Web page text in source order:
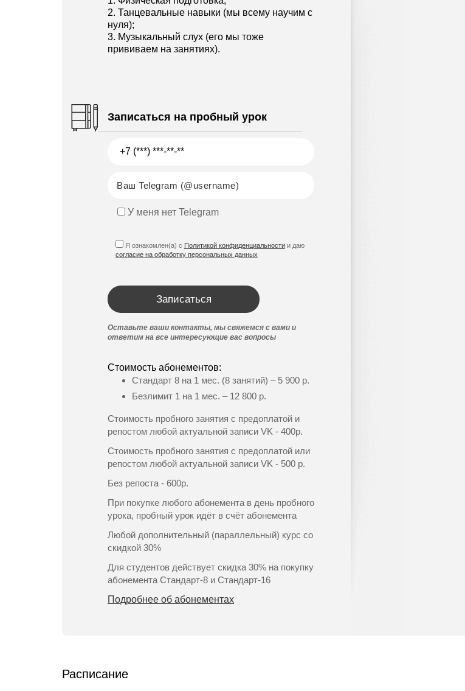
2. Танцевальные навыки (мы всему научим с
нуля);
3. Музыкальный слух (его мы тоже
прививаем на занятиях).
Записаться на пробный урок
У меня нет Telegram
Я ознакомлен(а) с Политикой конфиденциальностии даю
согласие на обработку персональных данных
Оставьте ваши контакты, мы свяжемся с вами и
ответим на все интересующие вас вопросы
Стоимость абонементов:
Стандарт 8 на 1 мес. (8 занятий) – 5 900 р.
Безлимит 1 на 1 мес. – 12 800 р.
Cтоимость пробного занятия с предоплатой и
репостом любой актуальной записи VK - 400р.
Стоимость пробного занятия с предоплатой или
репостом любой актуальной записи VK - 500 р.
Без репоста - 600р.
При покупке любого абонемента в день пробного
урока, пробный урок идёт в счёт абонемента
Любой дополнительный (параллельный) курс со
скидкой 30%
Для студентов действует скидка 30% на покупку
абонемента Стандарт-8 и Стандарт-16
Подробнее об абонементах
Расписание